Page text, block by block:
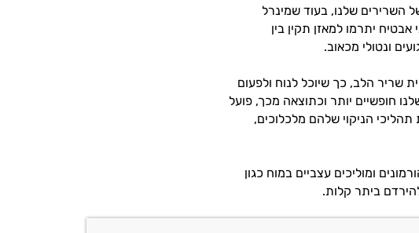
השרירים שלנו, בעוד שמינרל
יתרמו למאזן תקין בין
ונטולי מכאוב.
שריר הלב, כך שיוכל לנוח ולפעום
חופשיים יותר וכתוצאה מכך, פועל
תהליכי הניקוי שלהם מלכלוכים,
ומוליכים עצביים במוח כגון
להירדם ביתר קלות.